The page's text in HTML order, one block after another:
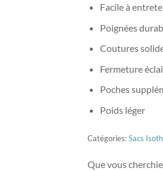
Facile à
Poignées
Coutures
Fermeture
Poches
Poids léger
Catégories:Sacs
Que vous